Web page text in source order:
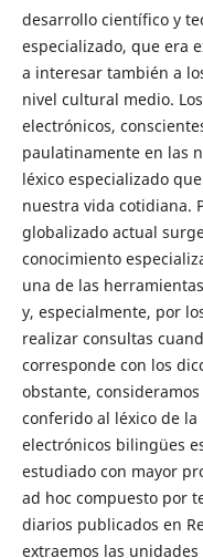
desarrollo científico y
especializado, que era
a interesar también a
nivel cultural medio.
electrónicos,
paulatinamente en las
léxico especializado
nuestra vida cotidiana.
globalizado actual
conocimiento
una de las
y, especialmente, por
realizar consultas
corresponde con los
obstante,
conferido al léxico de
electrónicos bilingües
estudiado con mayor
ad hoc compuesto por
diarios publicados en
extraemos las